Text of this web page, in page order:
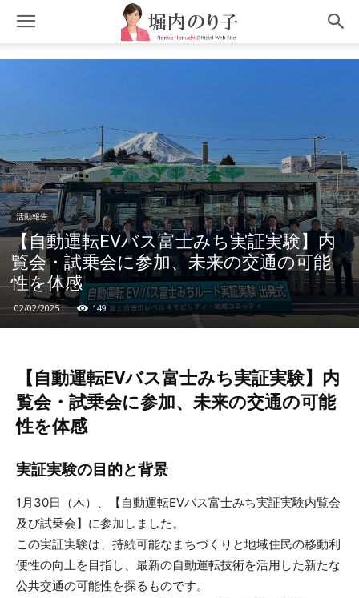
活動報告
【自動運転EVバス富士みち実証実験】内
覧会・試乗会に参加、未来の交通の可能
性を体感
02/02/2025 149
【自動運転EVバス富士みち実証実験】内
覧会・試乗会に参加、未来の交通の可能
性を体感
実証実験の目的と背景
1月30日（木）、【自動運転EVバス富士みち実証実験内覧会
及び試乗会】に参加しました。
この実証実験は、持続可能なまちづくりと地域住民の移動利
便性の向上を目指し、最新の自動運転技術を活用した新たな
公共交通の可能性を探るものです。